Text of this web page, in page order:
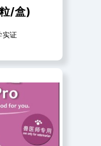
/盒)
实证